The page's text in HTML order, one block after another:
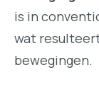
is in
wat
bewegingen.